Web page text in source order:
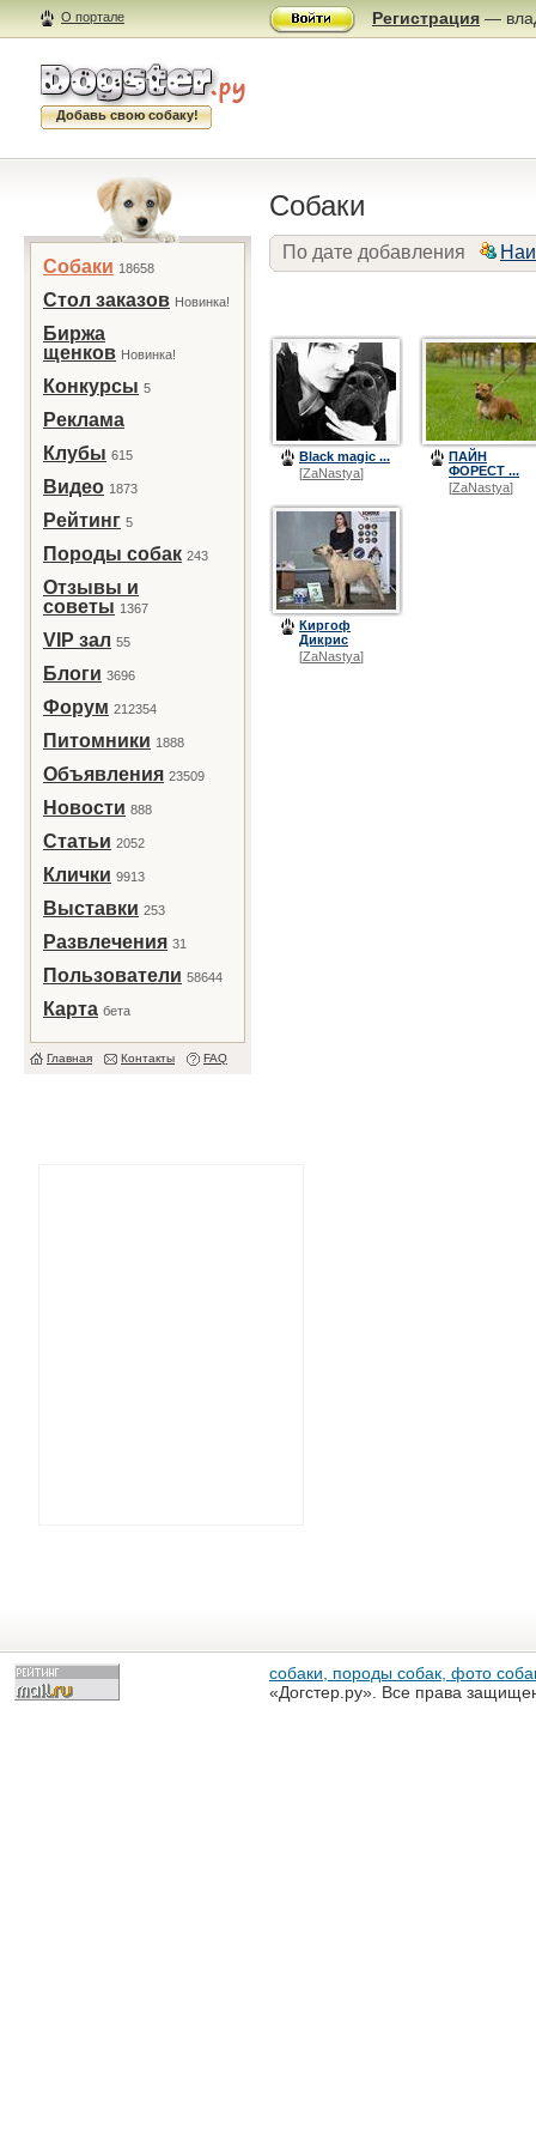
О портале Регистрация —
Добавь свою собаку!
Собаки 18658
Стол заказов Новинка!
Биржа
щенков Новинка!
Конкурсы 5
Реклама
Клубы 615
Видео 1873
Рейтинг 5
Породы собак 243
Отзывы и
советы 1367
VIP зал 55
Блоги 3696
Форум 212354
Питомники 1888
Объявления 23509
Новости 888
Статьи 2052
Клички 9913
Выставки 253
Развлечения 31
Пользователи 58644
Карта бета
Главная Контакты FAQ
Собаки
По дате добавления
Black magic ...
[ZaNastya]
ПАЙН
ФОРЕСТ ...
[ZaNastya]
Киргоф
Дикрис
[ZaNastya]
собаки, породы собак, фото
«Догстер.ру». Все права